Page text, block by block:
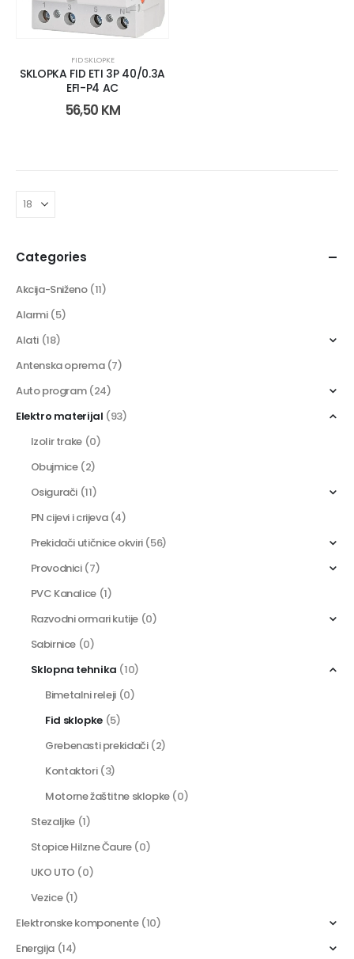
FID SKLOPKE
SKLOPKA FID ETI 3P 40/0.3A
EFI-P4 AC
56,50 KM
Categories
Akcija-Sniženo (11)
Alarmi (5)
Alati (18)
Antenska oprema (7)
Auto program (24)
Elektro materijal (93)
Izolir trake (0)
Obujmice (2)
Osigurači (11)
PN cijevi i crijeva (4)
Prekidači utičnice okviri (56)
Provodnici (7)
PVC Kanalice (1)
Razvodni ormari kutije (0)
Sabirnice (0)
Sklopna tehnika (10)
Bimetalni releji (0)
Fid sklopke (5)
Grebenasti prekidači (2)
Kontaktori (3)
Motorne žaštitne sklopke (0)
Stezaljke (1)
Stopice Hilzne Čaure (0)
UKO UTO (0)
Vezice (1)
Elektronske komponente (10)
Energija (14)